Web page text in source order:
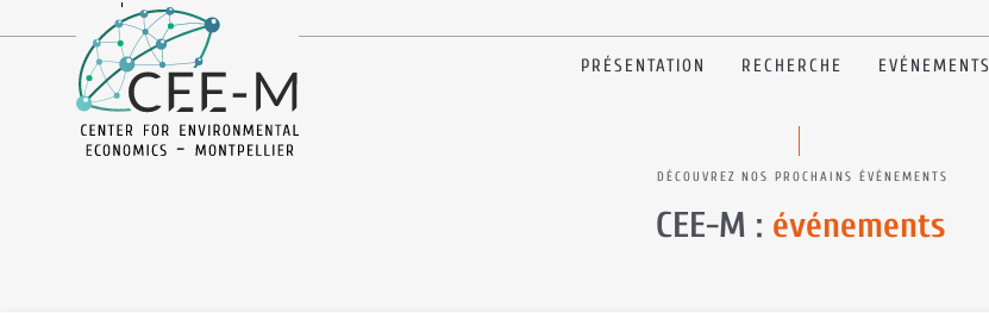
en
PRÉSENTATION RECHERCHE EVÉNEMENTS
DÉCOUVREZ NOS PROCHAINS ÉVÉNEMENTS
CEE-M : événements